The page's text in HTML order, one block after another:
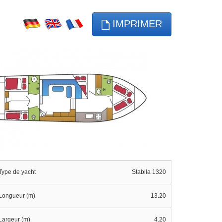
IMPRIMER
de yacht Stabila 1320
(m) 13.20
(m) 4.20